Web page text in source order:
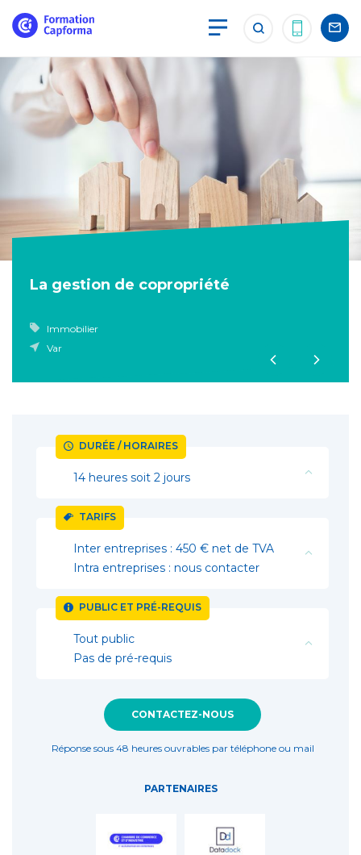
La gestion de copropriété
Immobilier
Var
DURÉE / HORAIRES
14 heures soit 2 jours
TARIFS
Inter entreprises : 450 € net de TVA
Intra entreprises : nous contacter
PUBLIC ET PRÉ-REQUIS
Tout public
Pas de pré-requis
CONTACTEZ-NOUS
Réponse sous 48 heures ouvrables par téléphone ou mail
PARTENAIRES